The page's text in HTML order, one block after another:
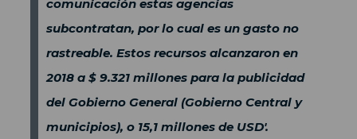
comunicación estas agencias
subcontratan, por lo cual es un gasto no
rastreable. Estos recursos alcanzaron en
2018 a $ 9.321 millones para la publicidad
del Gobierno General (Gobierno Central y
municipios), o 15,1 millones de USD'.